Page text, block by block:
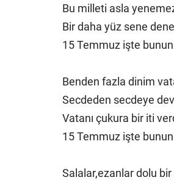
Bu milleti asla
Bir daha yüz sene
15 Temmuz işte bunun
Benden fazla dinim
Secdeden secdeye
Vatanı çukura bir iti
15 Temmuz işte bunun
Salalar,ezanlar dolu bir